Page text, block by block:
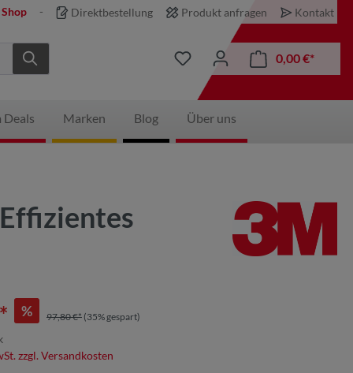
Direktbestellung Produkt anfragen Kontakt
0,00 €*
Deals Marken Blog Über uns
% 97,80 €* (35% gespart)
zzgl. Versandkosten